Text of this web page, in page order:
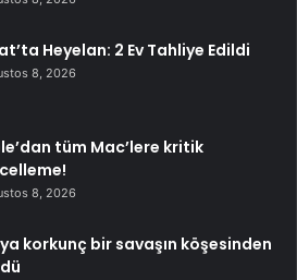
Heyelan: 2 Ev Tahliye Edildi
8, 2026
tüm Mac’lere kritik
8, 2026
korkunç bir savaşın köşesinden